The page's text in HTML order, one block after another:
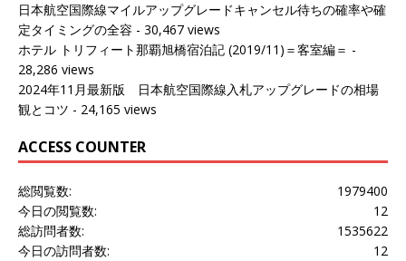
日本航空国際線マイルアップグレードキャンセル待ちの確率や確
定タイミングの全容 - 30,467 views
ホテル トリフィート那覇旭橋宿泊記 (2019/11)＝客室編＝ -
28,286 views
2024年11月最新版 日本航空国際線入札アップグレードの相場
観とコツ - 24,165 views
ACCESS COUNTER
1979400
総閲覧数:
12
今日の閲覧数:
1535622
総訪問者数:
12
今日の訪問者数: